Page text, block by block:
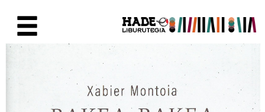
Ficha de Novedades -